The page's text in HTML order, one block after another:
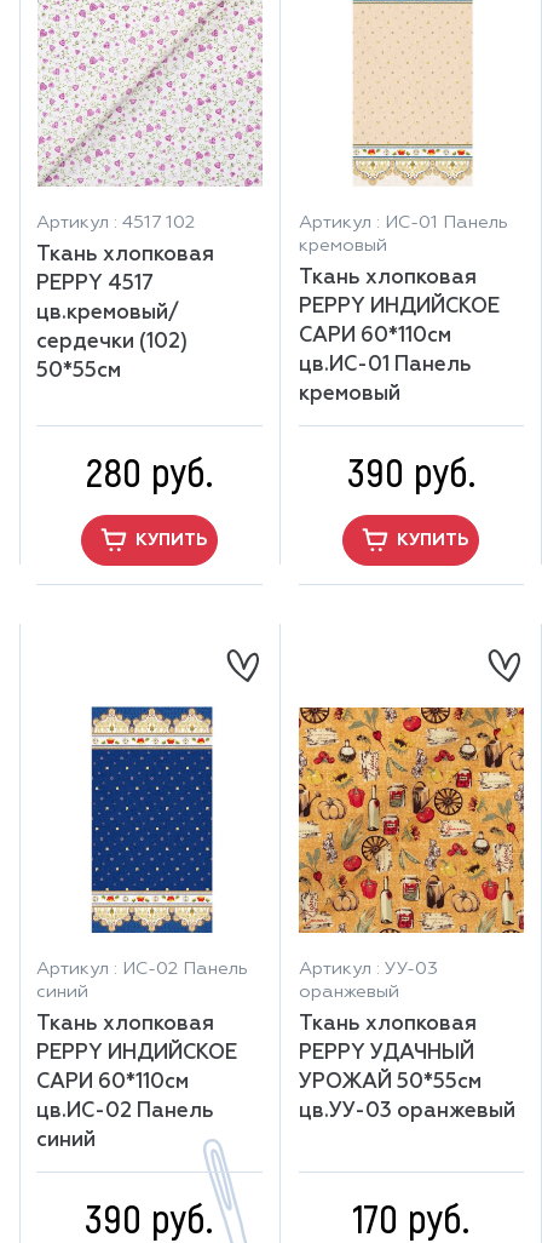
Артикул : 4517 102
Ткань хлопковая
PEPPY 4517
цв.кремовый/
сердечки (102)
50*55см
280 руб.
КУПИТЬ
Артикул : ИС-01 Панель
кремовый
Ткань хлопковая
PEPPY ИНДИЙСКОЕ
САРИ 60*110см
цв.ИС-01 Панель
кремовый
390 руб.
КУПИТЬ
Артикул : ИС-02 Панель
синий
Ткань хлопковая
PEPPY ИНДИЙСКОЕ
САРИ 60*110см
цв.ИС-02 Панель
синий
390 руб.
Артикул : УУ-03
оранжевый
Ткань хлопковая
PEPPY УДАЧНЫЙ
УРОЖАЙ 50*55см
цв.УУ-03 оранжевый
170 руб.